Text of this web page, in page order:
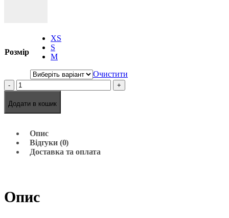
Розмір
XS
S
M
Очистити
- +
Додати в кошик
Опис
Відгуки (0)
Доставка та оплата
Опис